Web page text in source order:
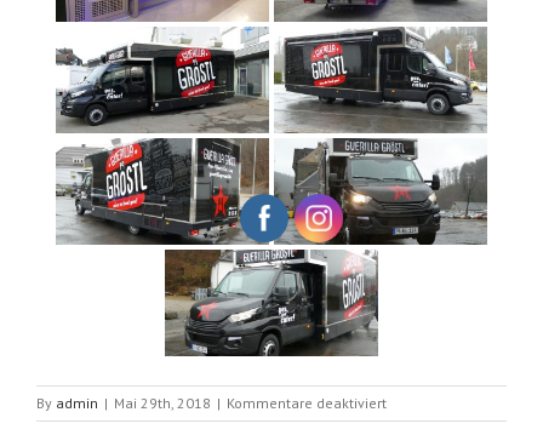
By admin | Mai 29th, 2018 | Kommentare deaktiviertfür
newyork